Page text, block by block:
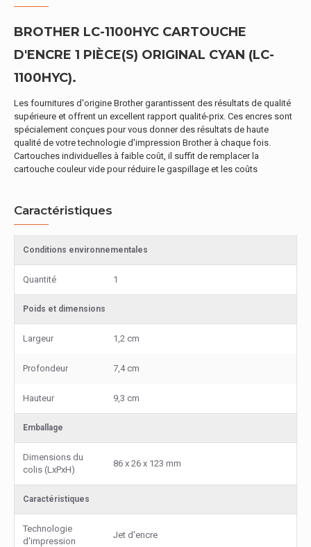
BROTHER LC-1100HYC CARTOUCHE
D'ENCRE 1 PIÈCE(S) ORIGINAL CYAN (LC-
1100HYC).
Les fournitures d'origine Brother garantissent des résultats de qualité
supérieure et offrent un excellent rapport qualité-prix. Ces encres sont
spécialement conçues pour vous donner des résultats de haute
qualité de votre technologie d'impression Brother à chaque fois.
Cartouches individuelles à faible coût, il suffit de remplacer la
cartouche couleur vide pour réduire le gaspillage et les coûts
Caractéristiques
Conditions environnementales
Quantité 1
Poids et dimensions
Largeur 1,2 cm
Profondeur 7,4 cm
Hauteur 9,3 cm
Emballage
Dimensions du
colis (LxPxH)
86 x 26 x 123 mm
Caractéristiques
Technologie
d'impression
Jet d'encre